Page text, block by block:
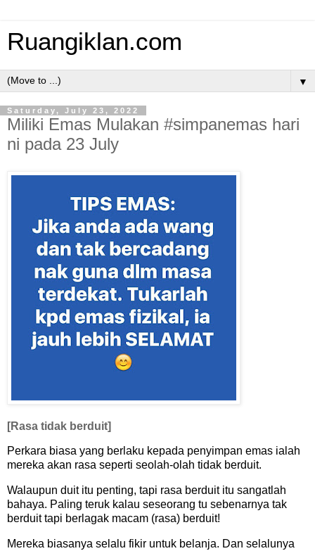
Ruangiklan.com
▼
Saturday, July 23, 2022
Miliki Emas Mulakan #simpanemas hari
ni pada 23 July
[Rasa tidak berduit]
Perkara biasa yang berlaku kepada penyimpan emas ialah
mereka akan rasa seperti seolah-olah tidak berduit.
Walaupun duit itu penting, tapi rasa berduit itu sangatlah
bahaya. Paling teruk kalau seseorang tu sebenarnya tak
berduit tapi berlagak macam (rasa) berduit!
Mereka biasanya selalu fikir untuk belanja. Dan selalunya